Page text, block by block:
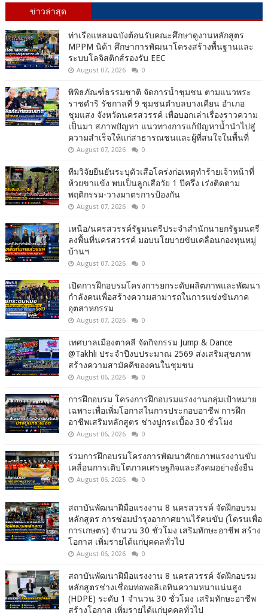
ข่าวล่าสุด
ท่าเรือแหลมฉบังต้อนรับคณะศึกษาดูงานหลักสูตร
MPPM นิด้า ศึกษาการพัฒนาโครงสร้างพื้นฐานและ
ระบบโลจิสติกส์รองรับ EEC
August 07, 2026 0
พิพิธภัณฑ์ธรรมชาติ จัดการน้ำชุมชน ตามแนวพระ
ราชดำริ รัชกาลที่ 9 ชุมชนตำบลบางเคียน อำเภอ
ชุมแสง จังหวัดนครสวรรค์ เพื่อบอกเล่าเรื่องราวความ
เป็นมา สภาพปัญหา แนวทางการแก้ปัญหาน้ำนำไปสู่
ความสำเร็จให้แก่สาธารณชนและผู้ที่สนใจในพื้นที่
August 07, 2026 0
ทีมวิจัยยืนยันระบุตัวเสือโคร่งก่อเหตุทำร้ายเจ้าหน้าที่
ห้วยขาแข้ง พบเป็นลูกเสือวัย 1 ปีครึ่ง เร่งติดตาม
พฤติกรรม-วางมาตรการป้องกัน
August 07, 2026 0
เหนือ/นครสวรรค์รัฐมนตรีประจำสำนักนายกรัฐมนตรี
ลงพื้นที่นครสวรรค์ มอบนโยบายขับเคลื่อนกองทุนหมู่
บ้านฯ
August 07, 2026 0
เปิดการฝึกอบรมโครงการยกระดับผลิตภาพและพัฒนา
กำลังคนเพื่อสร้างความสามารถในการแข่งขันภาค
อุตสาหกรรม
August 07, 2026 0
เทศบาลเมืองตาคลี จัดกิจกรรม Jump & Dance
@Takhli ประจำปีงบประมาณ 2569 ส่งเสริมสุขภาพ
สร้างความสามัคคีของคนในชุมชน
August 06, 2026 0
การฝึกอบรม โครงการฝึกอบรมแรงงานกลุ่มเป้าหมาย
เฉพาะเพื่อเพิ่มโอกาสในการประกอบอาชีพ การฝึก
อาชีพเสริมหลักสูตร ช่างปูกระเบื้อง 30 ชั่วโมง
August 06, 2026 0
ร่วมการฝึกอบรมโครงการพัฒนาศักยภาพแรงงานขับ
เคลื่อนการเติบโตภาคเศรษฐกิจและสังคมอย่างยั่งยืน
August 06, 2026 0
สถาบันพัฒนาฝีมือแรงงาน 8 นครสวรรค์ จัดฝึกอบรม
หลักสูตร การซ่อมบำรุงอากาศยานไร้คนขับ (โดรนเพื่อ
การเกษตร) จำนวน 30 ชั่วโมง เสริมทักษะอาชีพ สร้าง
โอกาส เพิ่มรายได้แก่บุคคลทั่วไป
August 06, 2026 0
สถาบันพัฒนาฝีมือแรงงาน 8 นครสวรรค์ จัดฝึกอบรม
หลักสูตรช่างเชื่อมท่อพอลิเอทินความหนาแน่นสูง
(HDPE) ระดับ 1 จำนวน 30 ชั่วโมง เสริมทักษะอาชีพ
สร้างโอกาส เพิ่มรายได้แก่บุคคลทั่วไป